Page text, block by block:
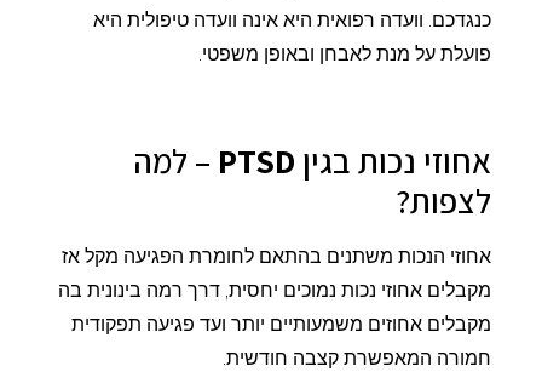
כנגדכם. וועדה רפואית היא אינה וועדה טיפולית היא
פועלת על מנת לאבחן ובאופן משפטי.
אחוזי נכות בגין PTSD – למה
לצפות?
אחוזי הנכות משתנים בהתאם לחומרת הפגיעה מקל אז
מקבלים אחוזי נכות נמוכים יחסית, דרך רמה בינונית בה
מקבלים אחוזים משמעותיים יותר ועד פגיעה תפקודית
חמורה המאפשרת קצבה חודשית.